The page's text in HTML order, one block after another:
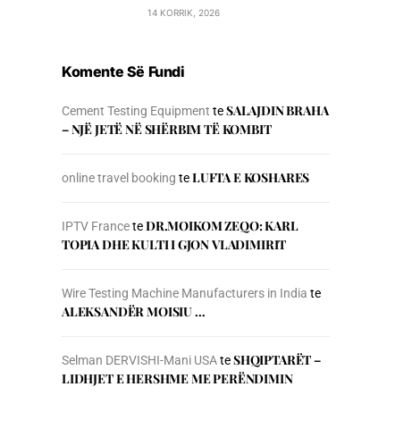
14 KORRIK, 2026
Komente Së Fundi
Cement Testing Equipment teSALAJDIN BRAHA
– NJЁ JETЁ NЁ SHЁRBIM TЁ KOMBIT
online travel booking teLUFTA E KOSHARES
IPTV FranceteDR.MOIKOM ZEQO: KARL
TOPIA DHE KULTI I GJON VLADIMIRIT
Wire Testing Machine Manufacturers in India te
ALEKSANDËR MOISIU …
Selman DERVISHI-Mani USAteSHQIPTARËT –
LIDHJET E HERSHME ME PERËNDIMIN